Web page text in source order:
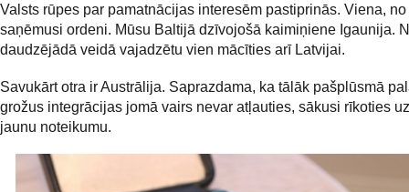
Valsts rūpes par pamatnācijas interesēm pastiprinās. Viena, no
saņēmusi ordeni. Mūsu Baltijā dzīvojošā kaimiņiene Igaunija.
daudzējādā veidā vajadzētu vien mācīties arī Latvijai.
Savukārt otra ir Austrālija. Saprazdama, ka tālāk pašplūsmā
grožus integrācijas jomā vairs nevar atļauties, sākusi rīkoties
jaunu noteikumu.